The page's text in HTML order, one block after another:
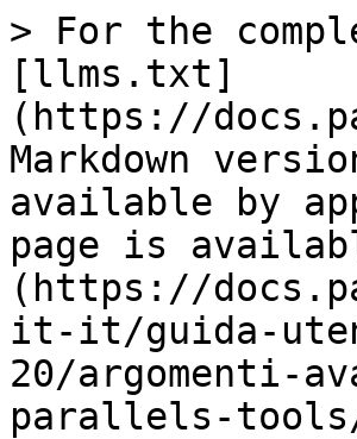
> For the
[llms.txt]
(https://
Markdown
available by
page is
(https://
it-it/guida-
20/argomenti-
parallels-